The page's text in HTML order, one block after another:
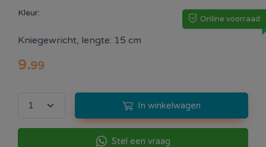
Kleur:
Online voorraad
Kniegewricht, lengte: 15 cm
9.99
In winkelwagen
Stel een vraag